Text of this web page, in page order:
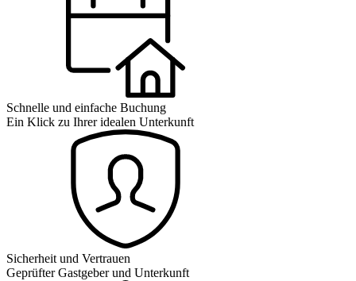
Schnelle und einfache Buchung
Ein Klick zu Ihrer idealen Unterkunft
Sicherheit und Vertrauen
Geprüfter Gastgeber und Unterkunft